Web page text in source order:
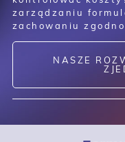
zarządzaniu
zachowaniu
NASZE